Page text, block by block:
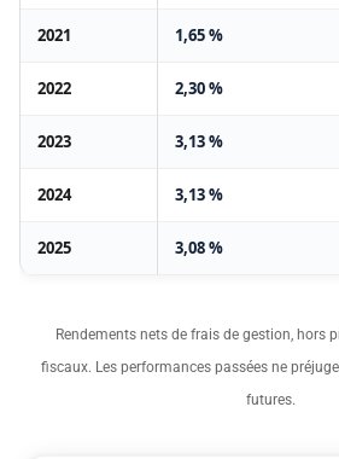
2021 1,65 %
2022 2,30 %
2023 3,13 %
2024 3,13 %
2025 3,08 %
Rendements nets de frais de gestion, hors
fiscaux. Les performances passées ne
futures.